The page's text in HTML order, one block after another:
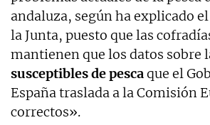
andaluza, según ha explicado
la Junta, puesto que las
mantienen que los datos sobre
susceptibles de pescaque el
España traslada a la Comisión
correctos».